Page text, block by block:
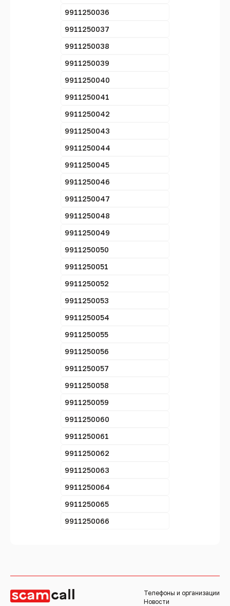
9911250036
9911250037
9911250038
9911250039
9911250040
9911250041
9911250042
9911250043
9911250044
9911250045
9911250046
9911250047
9911250048
9911250049
9911250050
9911250051
9911250052
9911250053
9911250054
9911250055
9911250056
9911250057
9911250058
9911250059
9911250060
9911250061
9911250062
9911250063
9911250064
9911250065
9911250066
Телефоны и организации
Новости